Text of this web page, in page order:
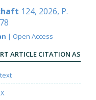
124, 2026, P.
| Open Access
ARTICLE CITATION AS